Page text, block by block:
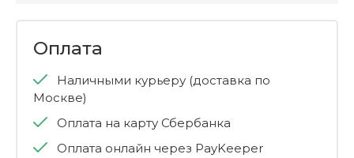
Оплата
Наличными курьеру (доставка по
Москве)
Оплата на карту Сбербанка
Оплата онлайн через PayKeeper